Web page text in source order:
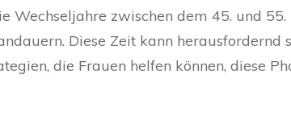
Wechseljahre zwischen dem 45. und 55.
Diese Zeit kann herausfordernd
die Frauen helfen können, diese